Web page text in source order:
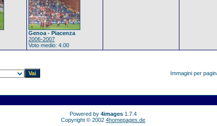
Genoa - Piacenza
2006-2007
Voto medio: 4.00
Immagini per
Powered by 4images 1.7.4
Copyright © 2002 4homepages.de